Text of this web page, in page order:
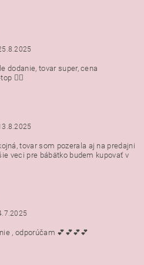
dodanie, tovar super, cena
👍🏻
tovar som pozerala aj na predajni
veci pre bábätko budem kupovať v
, odporúčam 💕💕💕💕